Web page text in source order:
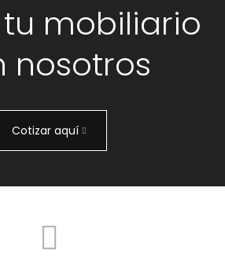
mobiliario
nosotros
Cotizar aquí